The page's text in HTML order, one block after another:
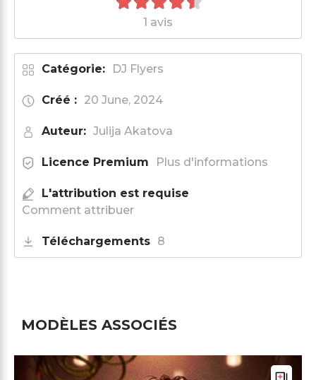
1 avis
Catégorie: DJ Flyers
Créé : 20 June, 2024
Auteur: Julija Akatova
Licence Premium Plus d'informations
L'attribution est requise
Comment attribuer
Téléchargements 8
MODÈLES ASSOCIÉS